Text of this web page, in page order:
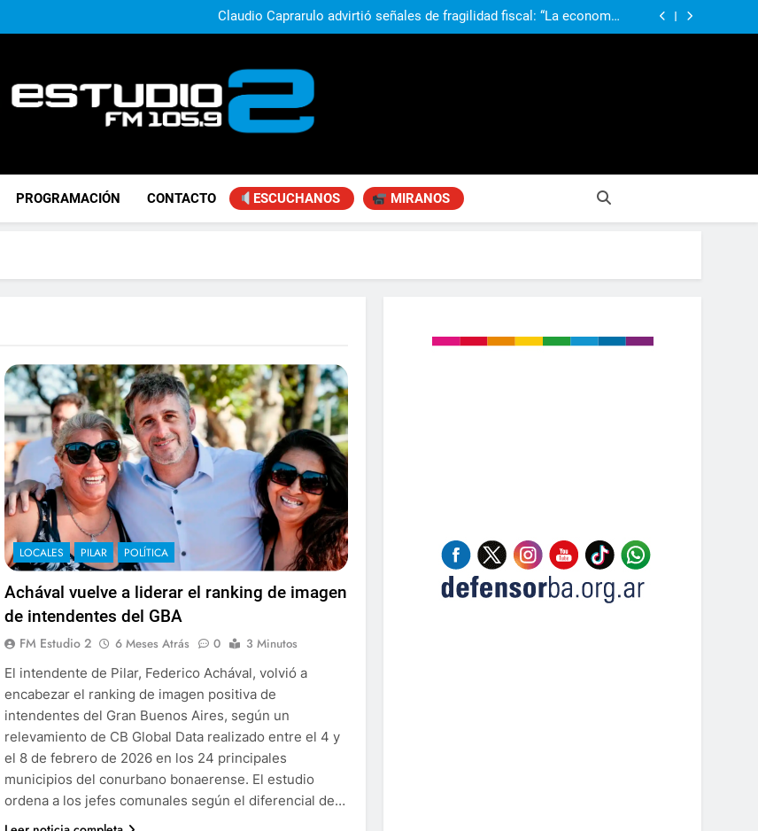
extranjeros y advirtió sobre otros cambios que considera «gravísimos»
Claudio Caprarulo advirtió señales de fragilidad fiscal: “La economía
Carlos Linares afirmó que el Gobierno “tuvo que dar marcha atrás” con la
extranjeros y advirtió sobre otros cambios que considera «gravísimos»
Claudio Caprarulo advirtió señales de fragilidad fiscal: “La economía
muestra un problema que puede volver a generar déficit”
Carlos Linares afirmó que el Gobierno “tuvo que dar marcha atrás” con la
ley de tierras y advirtió un cambio de clima político entre los gobernadores
Paco Olveira cuestionó la visita de León XIV a la Argentina: “Hubiera
FM Estudio 2
PROGRAMACIÓN CONTACTO ESCUCHANOS MIRANOS
LOCALES PILAR POLÍTICA
Achával vuelve a liderar el ranking de imagen
de intendentes del GBA
FM Estudio 2 6 Meses Atrás 0
3 Minutos
El intendente de Pilar, Federico Achával, volvió a
encabezar el ranking de imagen positiva de
intendentes del Gran Buenos Aires, según un
relevamiento de CB Global Data realizado entre el 4 y
el 8 de febrero de 2026 en los 24 principales
municipios del conurbano bonaerense. El estudio
ordena a los jefes comunales según el diferencial de…